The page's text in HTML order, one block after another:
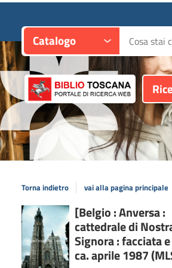
Catalogo Cerca su
Torna indietro vai alla pagina principale
Dettaglio
del
documento
[Belgio : Anversa :
cattedrale di
Signora : facciata
ca. aprile 1987